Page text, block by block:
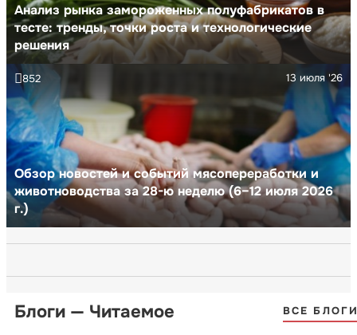
Анализ рынка замороженных полуфабрикатов в
тесте: тренды, точки роста и технологические
решения
Обзор новостей и событий мясопереработки и
животноводства за 28-ю неделю (6–12 июля 2026
г.)
13 июля '26
852
Блоги — Читаемое ВСЕ